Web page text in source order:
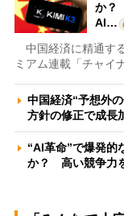
か？
AI…
中国経済に精通す
ミアム連載「チャイ
中国経済“予想外
方針の修正で成長
“AI革命”で爆発的
か？ 高い競争力